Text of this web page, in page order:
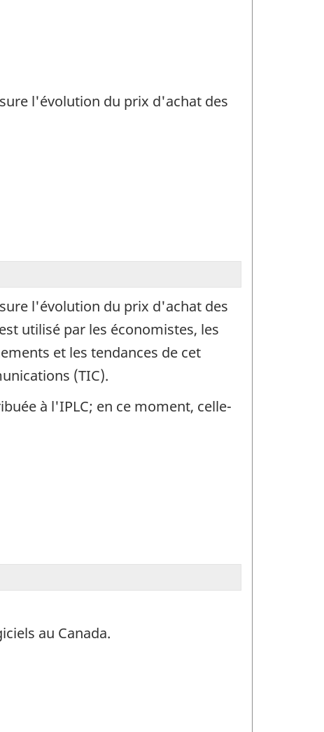
l'évolution du prix d'achat des
l'évolution du prix d'achat des
utilisé par les économistes, les
et les tendances de cet
(TIC).
à l'IPLC; en ce moment, celle-
au Canada.